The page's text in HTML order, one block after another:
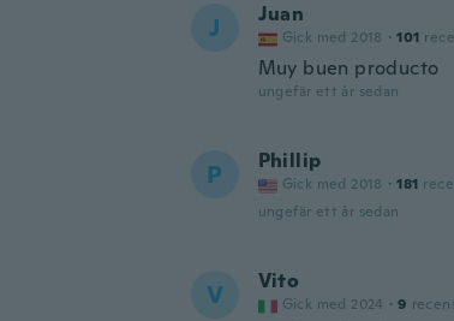
J Juan
Gick med 2018 · 101
Muy buen producto
ungefär ett år sedan
P Phillip
Gick med 2018 · 181
ungefär ett år sedan
V Vito
Gick med 2024 · 9